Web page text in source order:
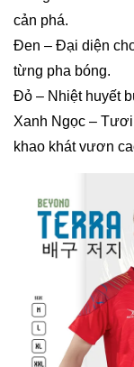
cản phá.
Đen – Đại diện
từng pha bóng.
Đỏ – Nhiệt huyết
Xanh Ngọc –
khao khát vươn